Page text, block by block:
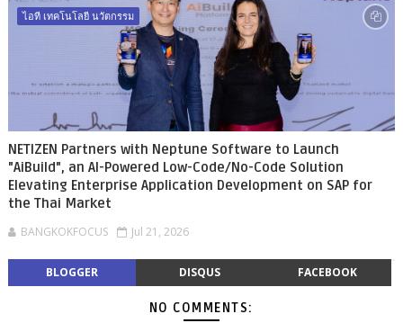
ไอที เทคโนโลยี นวัตกรรม
NETIZEN Partners with Neptune Software to Launch
"AiBuild", an AI-Powered Low-Code/No-Code Solution
Elevating Enterprise Application Development on SAP for
the Thai Market
BANGKOKFOCUS Jul 21, 2026
BLOGGER DISQUS FACEBOOK
NO COMMENTS: